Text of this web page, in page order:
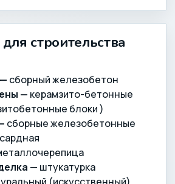
строительства
сборный железобетон
— керамзито-бетонные
блоки )
сборные железобетонные
— штукатурка